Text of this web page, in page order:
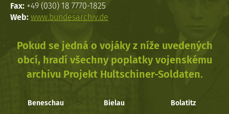
Fax: +49 (030) 18 7770-1825
Web: www.bundesarchiv.de
Pokud se jedná o vojáky z níže uvedených
obcí, hradí všechny poplatky vojenskému
archivu Projekt Hultschiner-Soldaten.
Beneschau Bielau Bolatitz